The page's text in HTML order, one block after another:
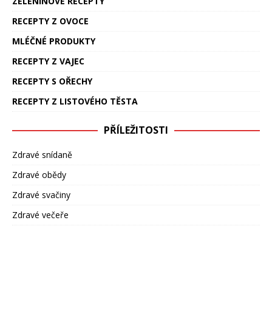
RECEPTY Z OVOCE
MLÉČNÉ PRODUKTY
RECEPTY Z VAJEC
RECEPTY S OŘECHY
RECEPTY Z LISTOVÉHO TĚSTA
PŘÍLEŽITOSTI
Zdravé snídaně
Zdravé obědy
Zdravé svačiny
Zdravé večeře